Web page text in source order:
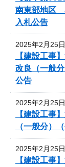
南東部地区
入札公告
2025年2月25
【建設工事
改良（一般
公告
2025年2月25
【建設工事
（一般分）
2025年2月25
【建設工事